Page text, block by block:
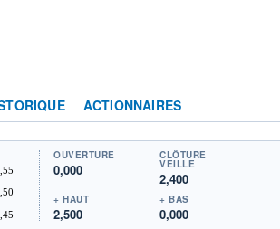
ACTIONNAIRES
OUVERTURE
0,000
CLÔTURE
VEILLE
2,400
+ HAUT
2,500
+ BAS
0,000